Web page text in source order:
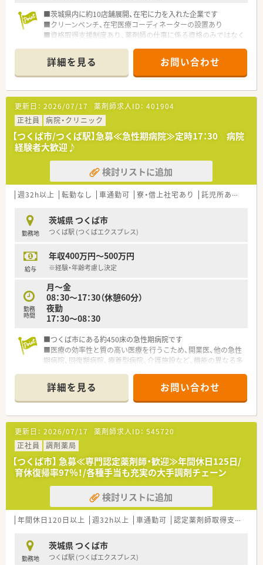
■茨城県内に約10店舗展開、在宅に力を入れた企業です
■クリーンベンチ、在宅医療コーディネーターの設置あり
■資格取得支援制度あり、薬剤師の仕事に係る資格のみではなく
詳細を見る お問い合わせ
更新日： 2026/07/17 薬剤師求人ID： 401904
正社員
病院・クリニック
【つくば市/つくば駅】急募≪急性期病院≫定時17：30 病院
経験者大歓迎♪
検討リストに追加
週32h以上 転勤なし 車通勤可 寮・借上社宅あり 託児所あり
勤務地
茨城県 つくば市
つくば駅 (つくばエクスプレス)
給与
年収400万円～500万円
※経験・年齢考慮し決定
勤務
時間
月～金
08：30～17：30（休憩60分）
夜勤
17：30～08：30
■つくば市にある約450床の急性期病院です
■医療の効率性と質の高い医療を行うこため、開業医、他の急性
期病院、回復期病院、療養型病院、介護施設など、機能の異なる多
■地域の医療機関から紹介された患者さんに対し、専門的治療、
検査、入院、手術などの医療提供、医療機器の共同利用、救急医療
の提供、研修機会の提供等を通じてかかりつけ医の支援を行って
います
詳細を見る お問い合わせ
更新日： 2026/07/17 薬剤師求人ID： 545720
正社員
調剤薬局
【つくば市】 急募≪専門認定薬剤師・歓迎≫年間休日125日/
育休復帰率97％！/各種手当も充実の大手調剤チェーン
検討リストに追加
年間休日120日以上 週32h以上 車通勤可 認定薬剤師取得支援あり
勤務地
茨城県 つくば市
つくば駅 (つくばエクスプレス)